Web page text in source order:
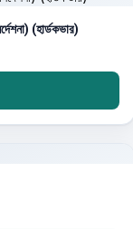
(হার্ডকভার)